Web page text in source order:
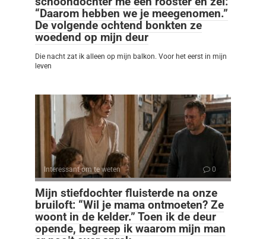
“Daarom hebben we je meegenomen.”
De volgende ochtend bonkten ze
woedend op mijn deur
Die nacht zat ik alleen op mijn balkon. Voor het eerst in mijn
leven
Interessant om te weten 0
Mijn stiefdochter fluisterde na onze
bruiloft: “Wil je mama ontmoeten? Ze
woont in de kelder.” Toen ik de deur
opende, begreep ik waarom mijn man